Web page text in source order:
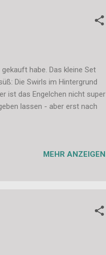
habe. Das kleine Set
Die Swirls im Hintergrund
ist das Engelchen nicht super
lassen - aber erst nach
MEHR ANZEIGEN